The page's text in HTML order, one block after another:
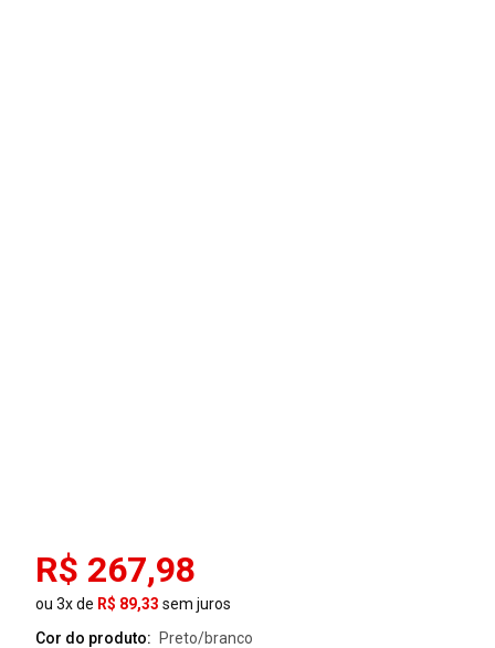
R$ 267,98
ou 3x de R$ 89,33 sem juros
Cor do produto:
preto/branco